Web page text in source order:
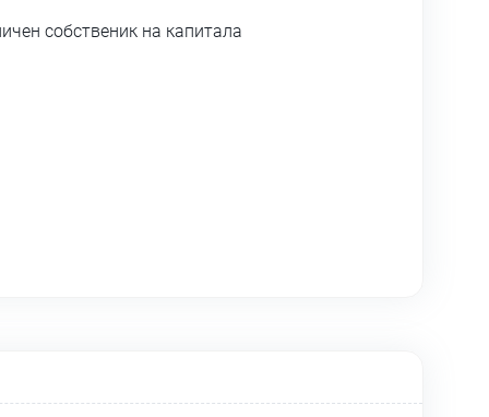
собственик на капитала